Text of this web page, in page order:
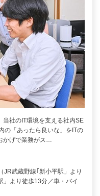
社のIT環境を支える社内SE
の「あったら良いな」をITの
かげで業務がス…
武蔵野線｢新小平駅」より
」より徒歩13分／車・バイ